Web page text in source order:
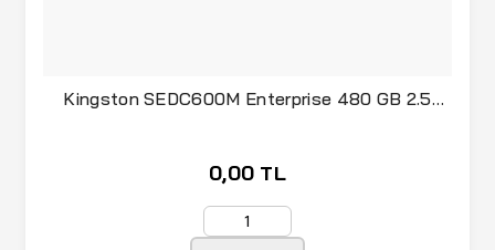
Kingston SEDC600M Enterprise 480 GB 2.5
0,00 TL